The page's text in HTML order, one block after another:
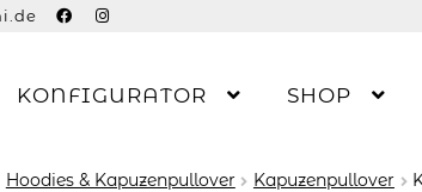
KONFIGURATOR SHOP
Hoodies & Kapuzenpullover Kapuzenpullover